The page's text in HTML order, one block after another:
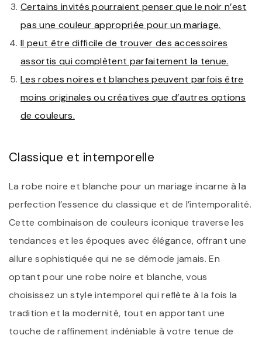
Certains invités pourraient penser que le noir n’est
pas une couleur appropriée pour un mariage.
Il peut être difficile de trouver des accessoires
assortis qui complètent parfaitement la tenue.
Les robes noires et blanches peuvent parfois être
moins originales ou créatives que d’autres options
de couleurs.
Classique et intemporelle
La robe noire et blanche pour un mariage incarne à la
perfection l’essence du classique et de l’intemporalité.
Cette combinaison de couleurs iconique traverse les
tendances et les époques avec élégance, offrant une
allure sophistiquée qui ne se démode jamais. En
optant pour une robe noire et blanche, vous
choisissez un style intemporel qui reflète à la fois la
tradition et la modernité, tout en apportant une
touche de raffinement indéniable à votre tenue de